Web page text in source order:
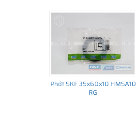
Phớt SKF 35x60x10 HMSA10
RG